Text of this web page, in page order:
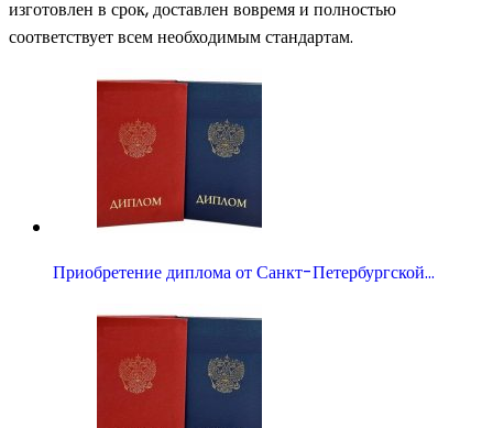
изготовлен в срок, доставлен вовремя и полностью
соответствует всем необходимым стандартам.
Приобретение диплома от Санкт-Петербургской…